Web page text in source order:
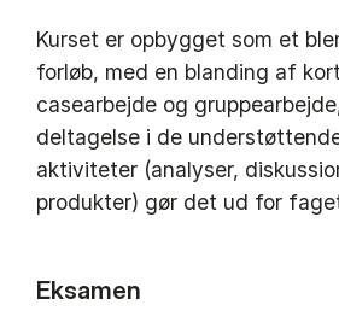
Kurset er opbygget som et
forløb, med en blanding af
casearbejde og
deltagelse i de
aktiviteter (analyser,
produkter) gør det ud for
Eksamen